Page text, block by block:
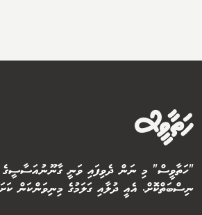
ނިސްބަތްކޮށް. އެއީ ދުލާއި ގަލަމުގެ މިނިވަންކަން